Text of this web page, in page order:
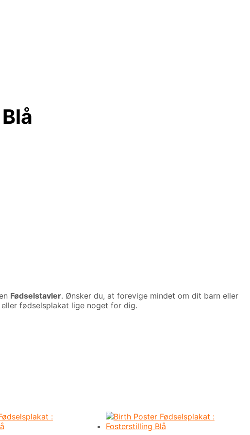
Fødselstavler. Ønsker du, at forevige mindet om dit barn eller
fødselsplakat lige noget for dig.